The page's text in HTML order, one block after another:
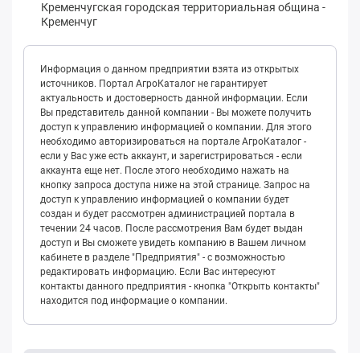
Кpeмeнчугская городская территориальная община -
Кременчуг
Информация о данном предприятии взята из открытых
источников. Портал АгроКаталог не гарантирует
актуальность и достоверность данной информации. Если
Вы представитель данной компании - Вы можете получить
доступ к управлению информацией о компании. Для этого
необходимо авторизироваться на портале АгроКаталог -
если у Вас уже есть аккаунт, и зарегистрироваться - если
аккаунта еще нет. После этого необходимо нажать на
кнопку запроса доступа ниже на этой странице. Запрос на
доступ к управлению информацией о компании будет
создан и будет рассмотрен администрацией портала в
течении 24 часов. После рассмотрения Вам будет выдан
доступ и Вы сможете увидеть компанию в Вашем личном
кабинете в разделе "Предприятия" - с возможностью
редактировать информацию. Если Вас интересуют
контакты данного предприятия - кнопка "Открыть контакты"
находится под информацие о компании.